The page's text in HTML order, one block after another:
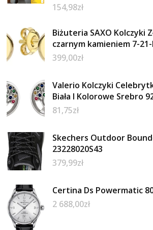
154,98zł
Biżuteria SAXO Kolczyki
czarnym kamieniem 7-
399,00zł
Valerio Kolczyki
Biała I Kolorowe Srebro
81,75zł
Skechers Outdoor
23228020S43
379,99zł
Certina Ds Powermatic
2 688,00zł